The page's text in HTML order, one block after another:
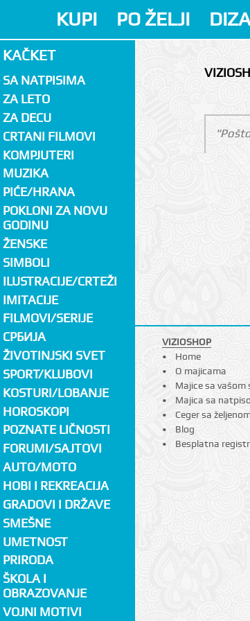
KUPI PO ŽELJI
KAČKET
SA NATPISIMA
ZA LETO
ZA DECU
CRTANI FILMOVI
KOMPJUTERI
MUZIKA
PIĆE/HRANA
POKLONI ZA NOVU
GODINU
ŽENSKE
SIMBOLI
ILUSTRACIJE/CRTEŽI
IMITACIJE
FILMOVI/SERIJE
СРБИЈА
ŽIVOTINJSKI SVET
SPORT/KLUBOVI
KOSTURI/LOBANJE
HOROSKOPI
POZNATE LIČNOSTI
FORUMI/SAJTOVI
AUTO/MOTO
HOBI I REKREACIJA
GRADOVI I DRŽAVE
SMEŠNE
UMETNOST
PRIRODA
ŠKOLA I
OBRAZOVANJE
VOJNI MOTIVI
VIZIOSHOP
Home
O majicama
Majice sa vašom
Majica sa
Ceger sa
Blog
Besplatna